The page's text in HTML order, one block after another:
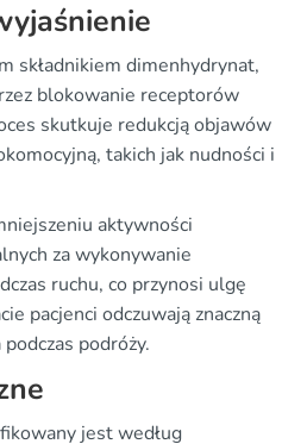
składnikiem dimenhydrynat,
blokowanie receptorów
skutkuje redukcją objawów
takich jak nudności i
aktywności
za wykonywanie
ruchu, co przynosi ulgę
pacjenci odczuwają znaczną
podróży.
jest według